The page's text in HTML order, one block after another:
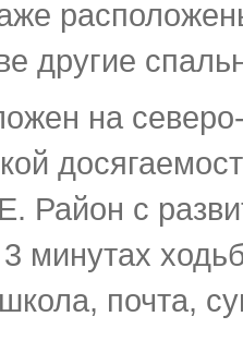
другие
на
с
минутах
почта,